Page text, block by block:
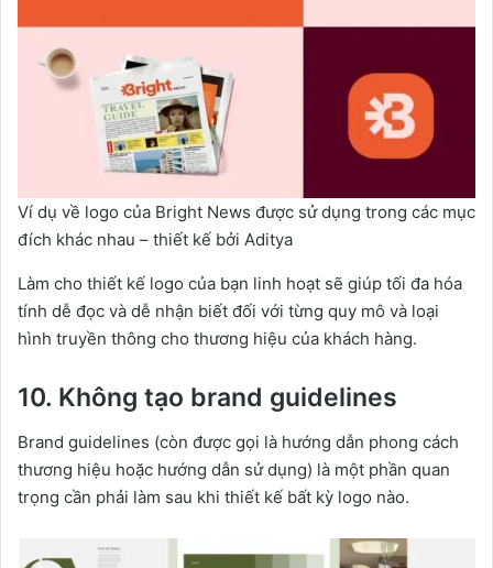
Ví dụ về logo của Bright News được sử dụng trong các mục
đích khác nhau – thiết kế bởi Aditya
Làm cho thiết kế logo của bạn linh hoạt sẽ giúp tối đa hóa
tính dễ đọc và dễ nhận biết đối với từng quy mô và loại
hình truyền thông cho thương hiệu của khách hàng.
10. Không tạo brand guidelines
Brand guidelines (còn được gọi là hướng dẫn phong cách
thương hiệu hoặc hướng dẫn sử dụng) là một phần quan
trọng cần phải làm sau khi thiết kế bất kỳ logo nào.